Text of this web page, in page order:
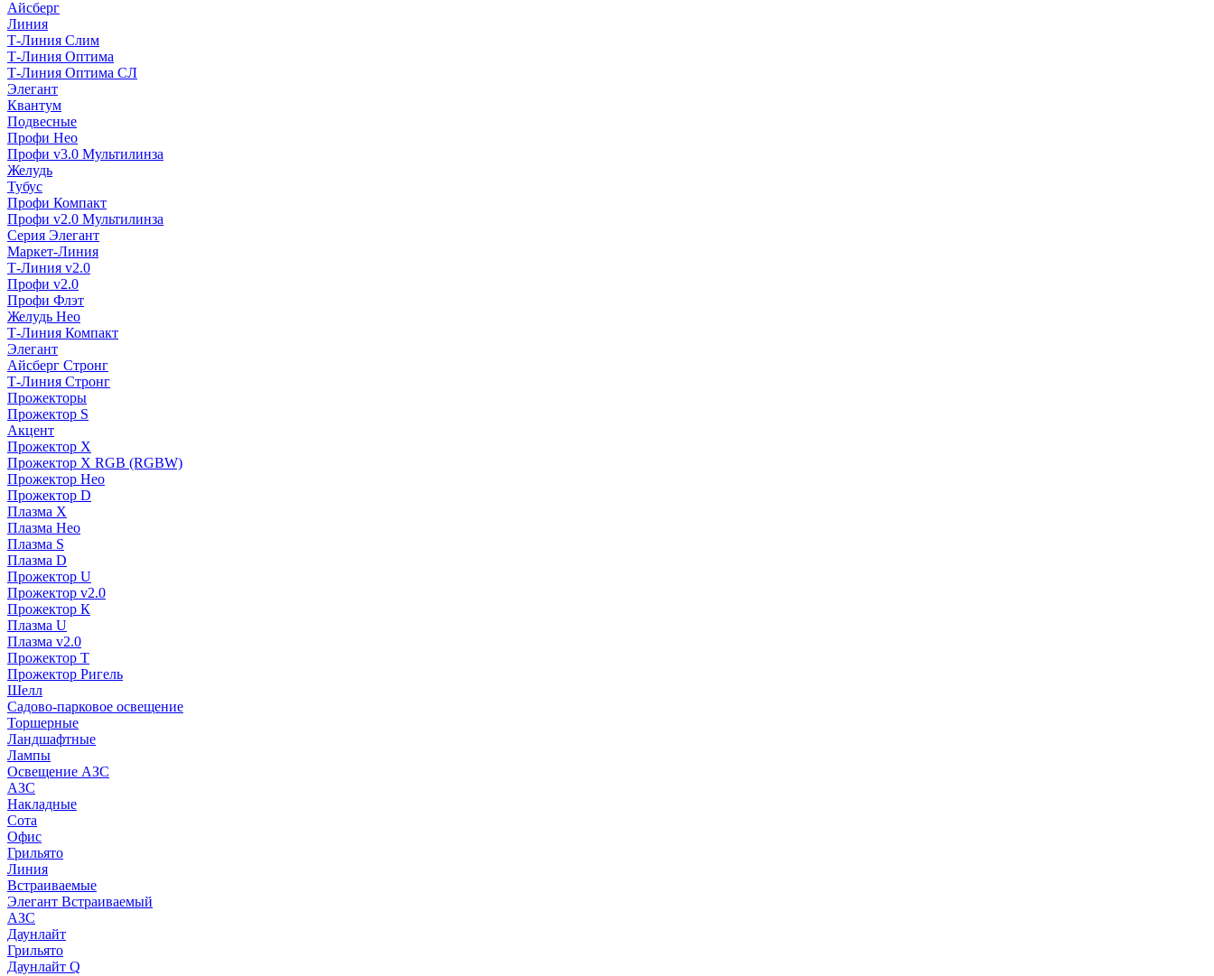
Айсберг
Линия
Т-Линия Слим
Т-Линия Оптима
Т-Линия Оптима СЛ
Элегант
Квантум
Подвесные
Профи Нео
Профи v3.0 Мультилинза
Желудь
Тубус
Профи Компакт
Профи v2.0 Мультилинза
Серия Элегант
Маркет-Линия
Т-Линия v2.0
Профи v2.0
Профи Флэт
Желудь Нео
Т-Линия Компакт
Элегант
Айсберг Стронг
Т-Линия Стронг
Прожекторы
Прожектор S
Акцент
Прожектор X
Прожектор Х RGB (RGBW)
Прожектор Нео
Прожектор D
Плазма X
Плазма Нео
Плазма S
Плазма D
Прожектор U
Прожектор v2.0
Прожектор К
Плазма U
Плазма v2.0
Прожектор Т
Прожектор Ригель
Шелл
Садово-парковое освещение
Торшерные
Ландшафтные
Лампы
Освещение АЗС
АЗС
Накладные
Сота
Офис
Грильято
Линия
Встраиваемые
Элегант Встраиваемый
АЗС
Даунлайт
Грильято
Даунлайт Q